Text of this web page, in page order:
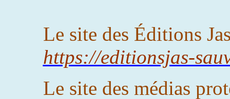
Le site des Éditions
https://editionsjas-
Le site des médias